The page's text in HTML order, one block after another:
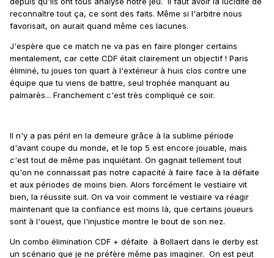
reconnaître tout ça, ce sont des faits. Même si l'arbitre nous
favorisait, on aurait quand même ces lacunes.
J'espère que ce match ne va pas en faire plonger certains
mentalement, car cette CDF était clairement un objectif ! Paris
éliminé, tu joues ton quart à l'extérieur à huis clos contre une
équipe que tu viens de battre, seul trophée manquant au
palmarès... Franchement c'est très compliqué ce soir.
Il n'y a pas péril en la demeure grâce à la sublime période
d'avant coupe du monde, et le top 5 est encore jouable, mais
c'est tout de même pas inquiétant. On gagnait tellement tout
qu'on ne connaissait pas notre capacité à faire face à la défaite
et aux périodes de moins bien. Alors forcément le vestiaire vit
bien, la réussite suit. On va voir comment le vestiaire va réagir
maintenant que la confiance est moins là, que certains joueurs
sont à l'ouest, que l'injustice montre le bout de son nez.
Un combo élimination CDF + défaite à Bollaert dans le derby est
un scénario que je ne préfère même pas imaginer. On est peut